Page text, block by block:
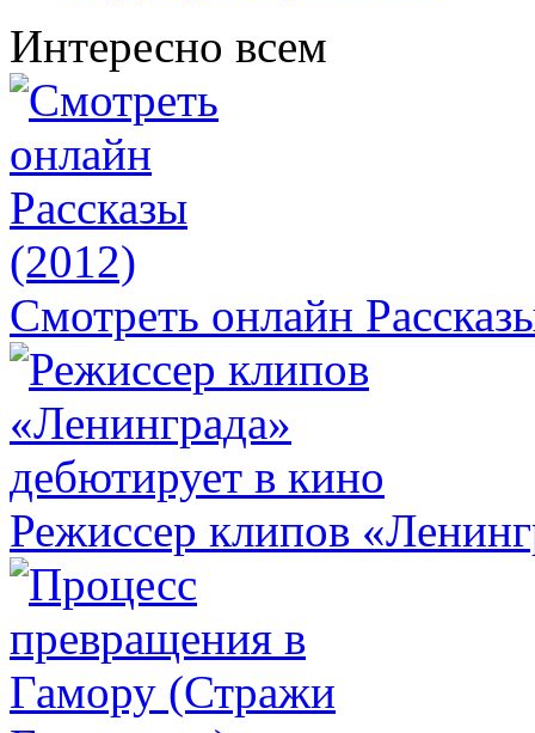
Интересно всем
Смотреть онлайн
Режиссер клипов